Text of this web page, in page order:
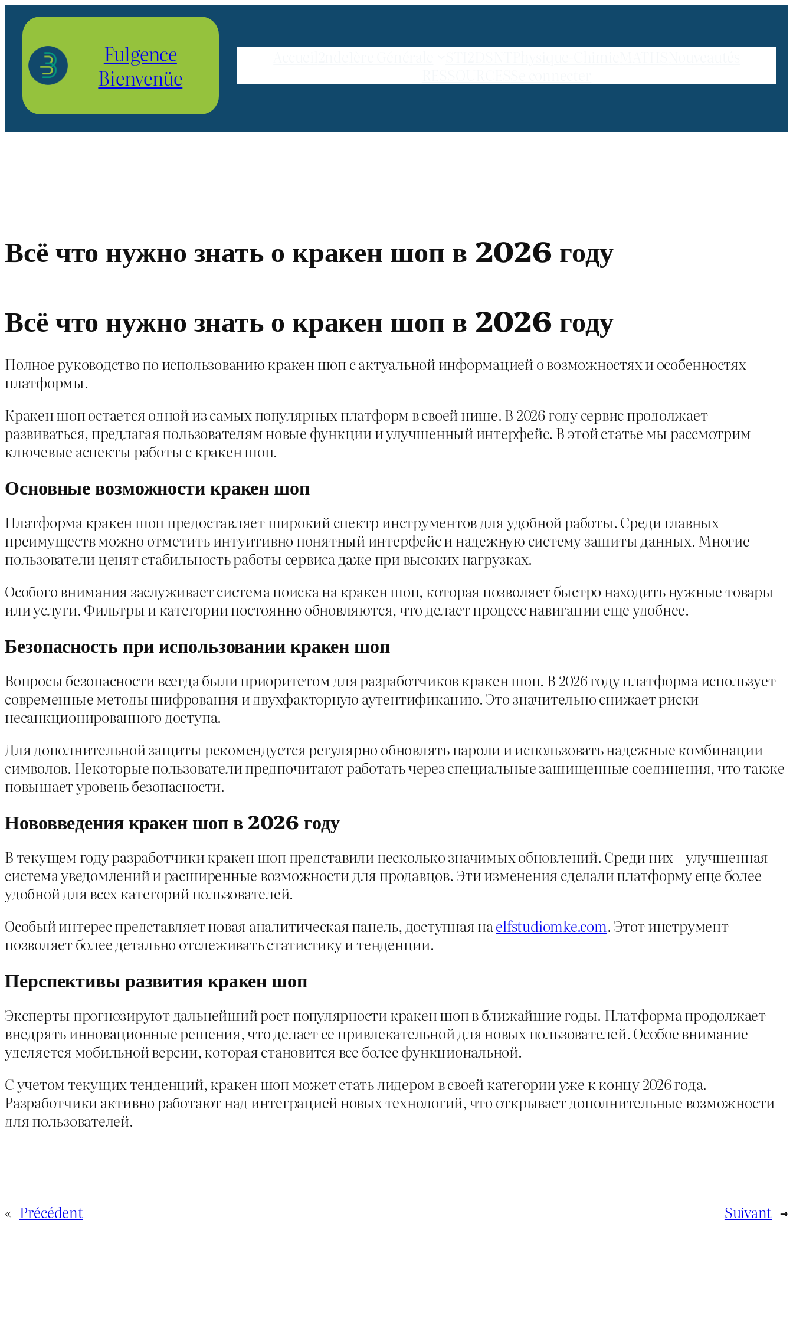
Aller
contenu
Fulgence
Bienvenüe
Всё что нужно знать о кракен шоп в 2026 году
Всё что нужно знать о кракен шоп в 2026 году
Полное руководство по использованию кракен шоп с актуальной информацией о возможностях и особенностях
платформы.
Кракен шоп остается одной из самых популярных платформ в своей нише. В 2026 году сервис продолжает
развиваться, предлагая пользователям новые функции и улучшенный интерфейс. В этой статье мы рассмотрим
ключевые аспекты работы с кракен шоп.
Основные возможности кракен шоп
Платформа кракен шоп предоставляет широкий спектр инструментов для удобной работы. Среди главных
преимуществ можно отметить интуитивно понятный интерфейс и надежную систему защиты данных. Многие
пользователи ценят стабильность работы сервиса даже при высоких нагрузках.
Особого внимания заслуживает система поиска на кракен шоп, которая позволяет быстро находить нужные товары
или услуги. Фильтры и категории постоянно обновляются, что делает процесс навигации еще удобнее.
Безопасность при использовании кракен шоп
Вопросы безопасности всегда были приоритетом для разработчиков кракен шоп. В 2026 году платформа использует
современные методы шифрования и двухфакторную аутентификацию. Это значительно снижает риски
несанкционированного доступа.
Для дополнительной защиты рекомендуется регулярно обновлять пароли и использовать надежные комбинации
символов. Некоторые пользователи предпочитают работать через специальные защищенные соединения, что также
повышает уровень безопасности.
Нововведения кракен шоп в 2026 году
В текущем году разработчики кракен шоп представили несколько значимых обновлений. Среди них – улучшенная
система уведомлений и расширенные возможности для продавцов. Эти изменения сделали платформу еще более
удобной для всех категорий пользователей.
Особый интерес представляет новая аналитическая панель, доступная на elfstudiomke.com. Этот инструмент
позволяет более детально отслеживать статистику и тенденции.
Перспективы развития кракен шоп
Эксперты прогнозируют дальнейший рост популярности кракен шоп в ближайшие годы. Платформа продолжает
внедрять инновационные решения, что делает ее привлекательной для новых пользователей. Особое внимание
уделяется мобильной версии, которая становится все более функциональной.
С учетом текущих тенденций, кракен шоп может стать лидером в своей категории уже к концу 2026 года.
Разработчики активно работают над интеграцией новых технологий, что открывает дополнительные возможности
для пользователей.
« Précédent Suivant →